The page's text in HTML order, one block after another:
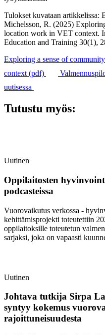
Tulokset kuvataan artikkelissa:
Michelsson, R. (2025)
location work in VET context.
Education and Training 30(1),
Exploring a sense of
context (pdf)
uutisessa
Tutustu myös:
Uutinen
Oppilaitosten
podcasteissa
Vuorovaikutus verkossa -
kehittämisprojekti toteutettiin
oppilaitoksille toteutetun
sarjaksi, joka on vapaasti
Uutinen
Johtava tutkija Sirpa
syntyy kokemus
rajoittuneisuudesta